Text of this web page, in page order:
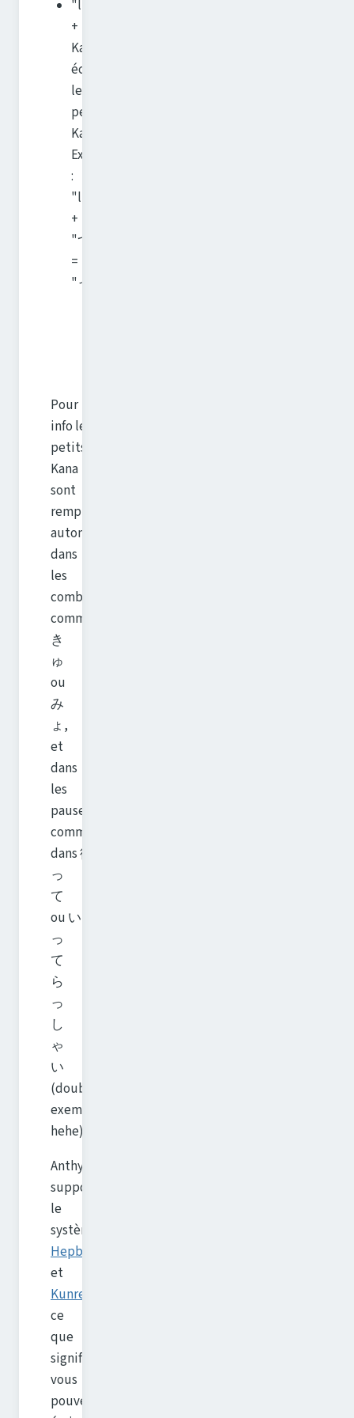
"l"
+
Kana pour
écrire
le
petit
Kana.
Exemple
:
"l"
+
"つ"
=
"っ"
Pour
info les
petits
Kana
sont
remplacés
automatiquement
dans
les
combinaisons
comme
き
ゅ
ou
み
ょ,
et
dans
les
pauses
comme
dans 待
っ
て
ou い
っ
て
ら
っ
し
ゃ
い
(double
exemple
hehe).
Anthy
supporte
le
système
Hepburn
et
Kunrei
ce
que
signifie
vous
pouvez